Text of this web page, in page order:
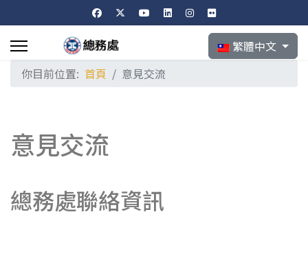
選擇你的語言
繁體中文
你目前位置: 首頁 意見交流
意見交流
總務處聯絡資訊